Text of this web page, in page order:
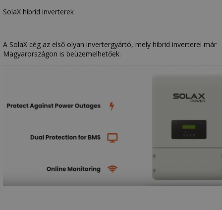
SolaX hibrid inverterek
A SolaX cég az első olyan invertergyártó, mely hibrid inverterei már
Magyarországon is beüzemelhetőek.